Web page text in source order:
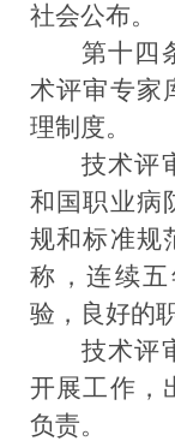
社会公布。
第十四
术评审专家
理制度。
技术评
和国职业病
规和标准规
称，连续
验，良好的
技术评
开展工作，
负责。